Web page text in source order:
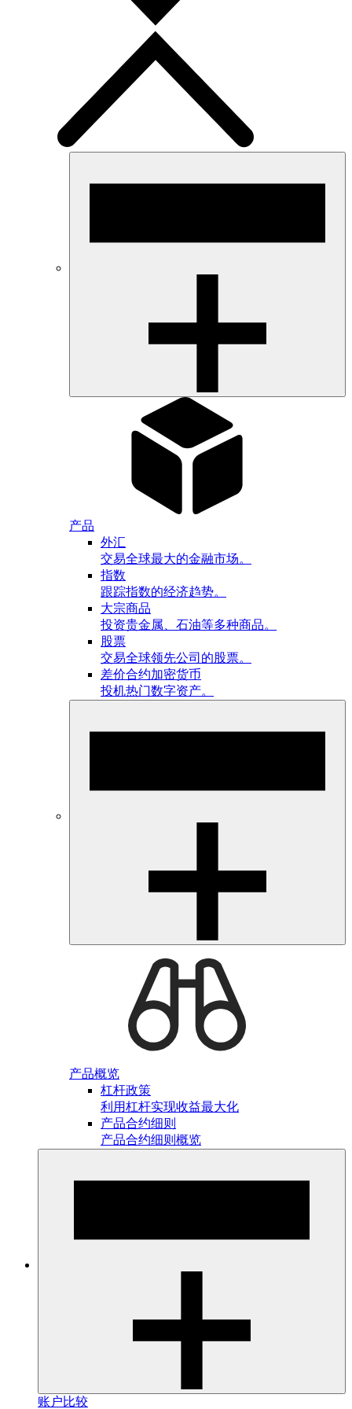
产品
外汇
交易全球最大的金融市场。
指数
跟踪指数的经济趋势。
大宗商品
投资贵金属、石油等多种商品。
股票
交易全球领先公司的股票。
差价合约加密货币
投机热门数字资产。
产品概览
杠杆政策
利用杠杆实现收益最大化
产品合约细则
产品合约细则概览
账户比较